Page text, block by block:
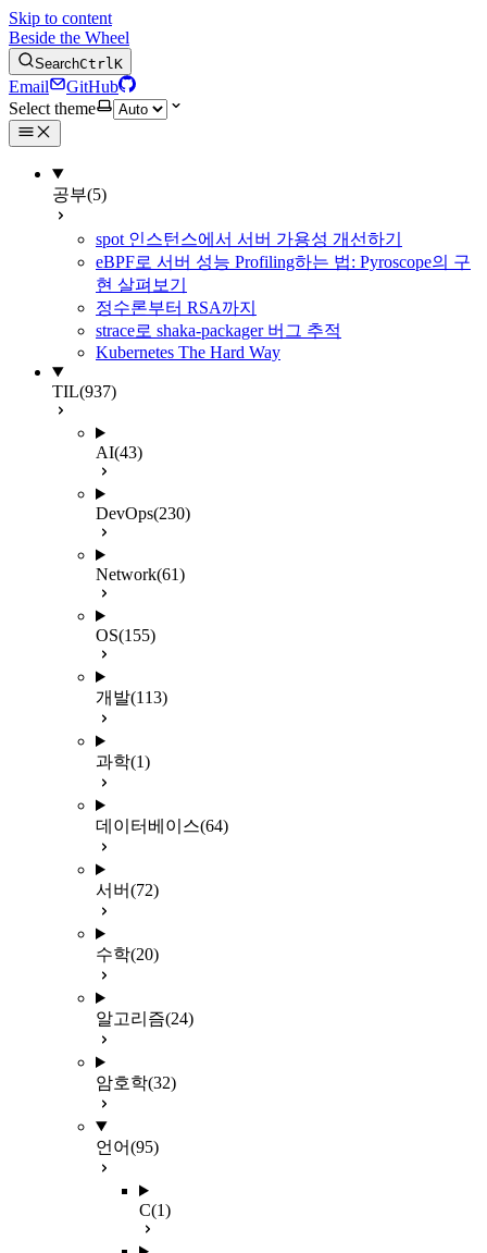
Skip to content
Beside the Wheel
SearchCtrlK
Email
GitHub
Select theme
공부(5)
spot 인스턴스에서 서버 가용성 개선하기
eBPF로 서버 성능 Profiling하는 법: Pyroscope의 구
현 살펴보기
정수론부터 RSA까지
strace로 shaka-packager 버그 추적
Kubernetes The Hard Way
TIL(937)
AI(43)
DevOps(230)
Network(61)
OS(155)
개발(113)
과학(1)
데이터베이스(64)
서버(72)
수학(20)
알고리즘(24)
암호학(32)
언어(95)
C(1)